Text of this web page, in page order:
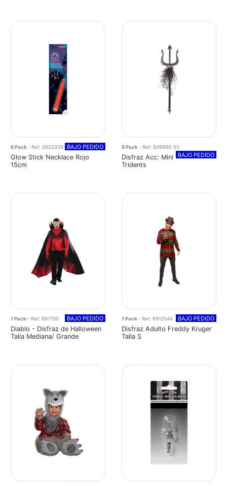
6 Pack - Ref: 9902339 BAJO PEDIDO
Glow Stick Necklace Rojo
15cm
8 Pack - Ref: 849996-55
BAJO PEDIDO
Disfraz Acc: Mini
Tridents
1 Pack - Ref: 997730 BAJO PEDIDO
Diablo - Disfraz de Halloween
Talla Mediana/ Grande
1 Pack - Ref: 9912544 BAJO PEDIDO
Disfraz Adulto Freddy Kruger
Talla S